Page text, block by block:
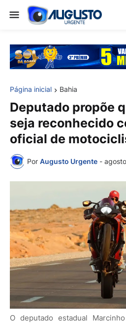
Página inicial Bahia
Deputado propõe
seja reconhecido
oficial de
Por Augusto Urgente -
O deputado estadual